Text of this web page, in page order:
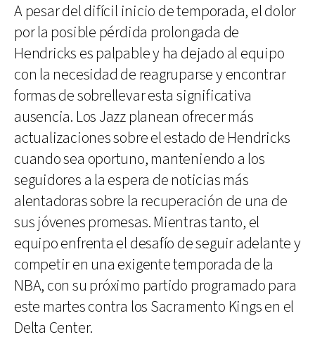
A pesar del difícil inicio de temporada, el dolor
por la posible pérdida prolongada de
Hendricks es palpable y ha dejado al equipo
con la necesidad de reagruparse y encontrar
formas de sobrellevar esta significativa
ausencia. Los Jazz planean ofrecer más
actualizaciones sobre el estado de Hendricks
cuando sea oportuno, manteniendo a los
seguidores a la espera de noticias más
alentadoras sobre la recuperación de una de
sus jóvenes promesas. Mientras tanto, el
equipo enfrenta el desafío de seguir adelante y
competir en una exigente temporada de la
NBA, con su próximo partido programado para
este martes contra los Sacramento Kings en el
Delta Center.